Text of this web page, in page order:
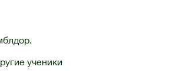
ученики